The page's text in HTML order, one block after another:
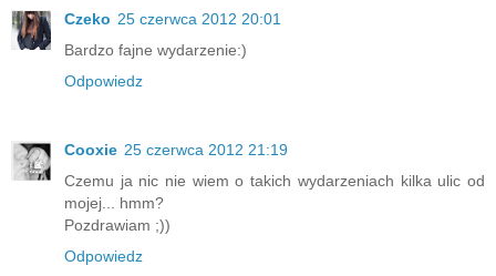
Czeko 25 czerwca 2012 20:01
Bardzo fajne wydarzenie:)
Odpowiedz
Cooxie 25 czerwca 2012 21:19
Czemu ja nic nie wiem o takich wydarzeniach kilka ulic od
mojej... hmm?
Pozdrawiam ;))
Odpowiedz